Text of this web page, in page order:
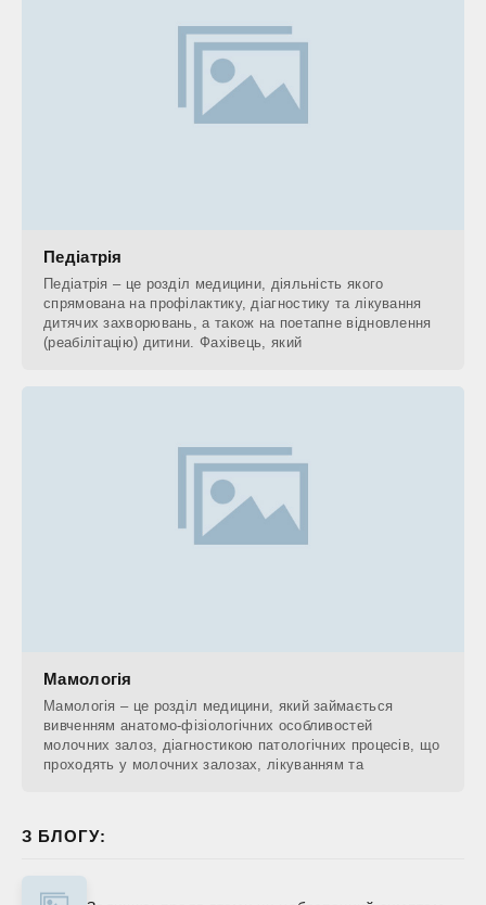
Педіатрія
Педіатрія – це розділ медицини, діяльність якого
спрямована на профілактику, діагностику та лікування
дитячих захворювань, а також на поетапне відновлення
(реабілітацію) дитини. Фахівець, який
Мамологія
Мамологія – це розділ медицини, який займається
вивченням анатомо-фізіологічних особливостей
молочних залоз, діагностикою патологічних процесів, що
проходять у молочних залозах, лікуванням та
З БЛОГУ: